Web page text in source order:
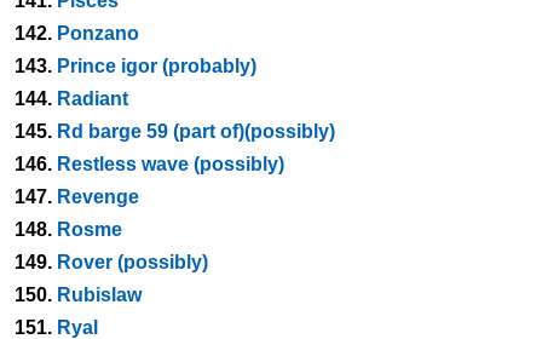
142. Ponzano
143. Prince igor (probably)
144. Radiant
145. Rd barge 59 (part of)(possibly)
146. Restless wave (possibly)
147. Revenge
148. Rosme
149. Rover (possibly)
150. Rubislaw
151. Ryal